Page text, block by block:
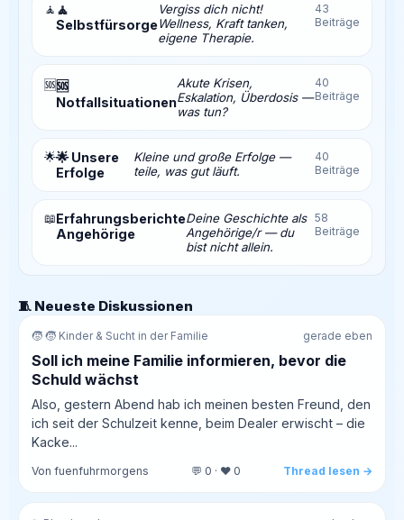
🧘 🧘
Selbstfürsorge
Vergiss dich nicht!
Wellness, Kraft tanken,
eigene Therapie.
43
Beiträge
🆘🆘
Notfallsituationen
Akute Krisen,
Eskalation, Überdosis —
was tun?
40
Beiträge
🌟🌟 Unsere
Erfolge
Kleine und große Erfolge —
teile, was gut läuft.
40
Beiträge
📖Erfahrungsberichte
Angehörige
Deine Geschichte als
Angehörige/r — du
bist nicht allein.
58
Beiträge
🧵 Neueste Diskussionen
🧒 🧒 Kinder & Sucht in der Familie gerade eben
Soll ich meine Familie informieren, bevor die
Schuld wächst
Also, gestern Abend hab ich meinen besten Freund, den
ich seit der Schulzeit kenne, beim Dealer erwischt – die
Kacke...
Von fuenfuhrmorgens 💬 0 · ❤️ 0 Thread lesen →